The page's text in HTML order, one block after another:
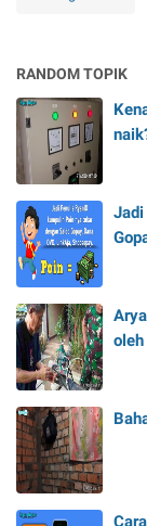
RANDOM TOPIK
oleh